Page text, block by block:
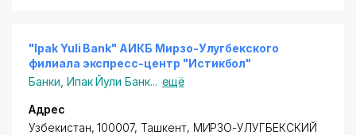
"Ipak Yuli Bank" АИКБ Мирзо-Улугбекского
филиала экспресс-центр "Истикбол"
Банки Ипак Йули Банк... ещё
Адрес
Узбекистан, 100007, Ташкент, МИРЗО-УЛУГБЕКСКИЙ